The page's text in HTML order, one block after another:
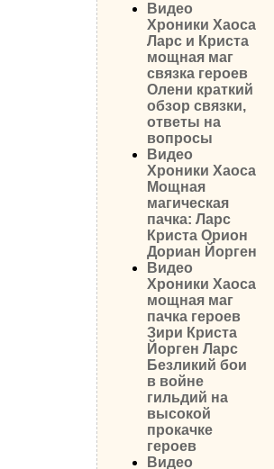
Видео
Хроники Хаоса
Ларс и Криста
мощная маг
связка героев
Олени краткий
обзор связки,
ответы на
вопросы
Видео
Хроники Хаоса
Мощная
магическая
пачка: Ларс
Криста Орион
Дориан Йорген
Видео
Хроники Хаоса
мощная маг
пачка героев
Зири Криста
Йорген Ларс
Безликий бои
в войне
гильдий на
высокой
прокачке
героев
Видео